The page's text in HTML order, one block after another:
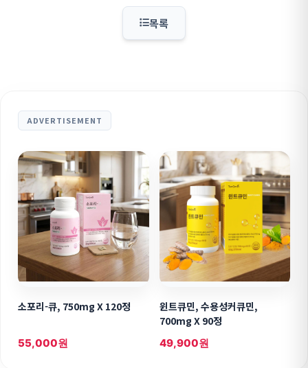
목록
ADVERTISEMENT
소포리-큐, 750mg X 120정
55,000원
윈트큐민, 수용성커큐민,
700mg X 90정
49,900원